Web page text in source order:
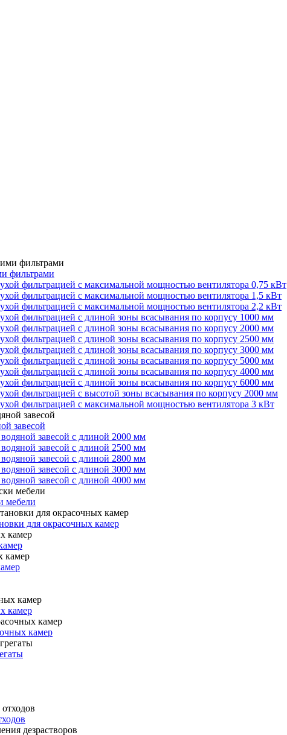
фильтрами
фильтрацией с максимальной мощностью вентилятора 0,75 кВт
фильтрацией с максимальной мощностью вентилятора 1,5 кВт
фильтрацией с максимальной мощностью вентилятора 2,2 кВт
фильтрацией с длиной зоны всасывания по корпусу 1000 мм
фильтрацией с длиной зоны всасывания по корпусу 2000 мм
фильтрацией с длиной зоны всасывания по корпусу 2500 мм
фильтрацией с длиной зоны всасывания по корпусу 3000 мм
фильтрацией с длиной зоны всасывания по корпусу 5000 мм
фильтрацией с длиной зоны всасывания по корпусу 4000 мм
фильтрацией с длиной зоны всасывания по корпусу 6000 мм
фильтрацией с высотой зоны всасывания по корпусу 2000 мм
фильтрацией с максимальной мощностью вентилятора 3 кВт
завесой
завесой с длиной 2000 мм
завесой с длиной 2500 мм
завесой с длиной 2800 мм
завесой с длиной 3000 мм
завесой с длиной 4000 мм
мебели
для окрасочных камер
камер
камер